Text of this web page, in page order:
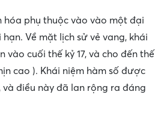
phụ thuộc vào vào một đại
Về mặt lịch sử vẻ vang, khái
cuối thế kỷ 17, và cho đến thế
cao ). Khái niệm hàm số được
điều này đã lan rộng ra đáng